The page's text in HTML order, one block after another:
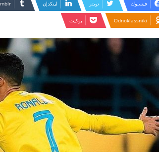
فيسبوك تويتر لينكدإن
Odnoklassniki بوكيت